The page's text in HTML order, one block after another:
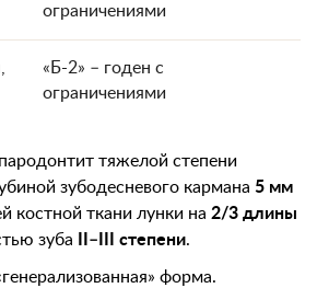
ограничениями
«Б-2» – годен с
ограничениями
тяжелой степени
зубодесневого кармана 5 мм
костной ткани лунки на 2/3 длины
зуба II–III степени.
форма.